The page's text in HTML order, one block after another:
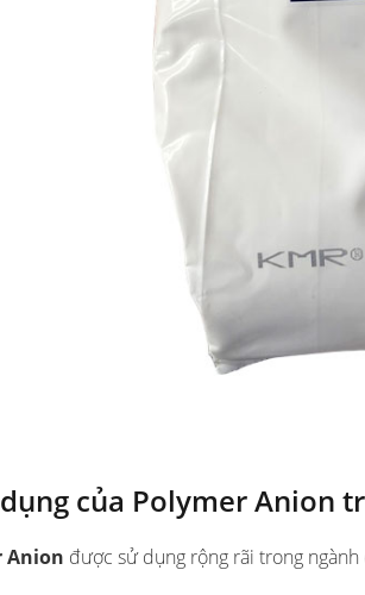
của Polymer Anion
Anion được sử dụng rộng rãi trong